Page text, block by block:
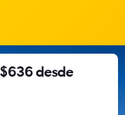
desde